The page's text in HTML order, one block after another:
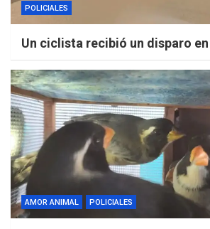
POLICIALES
Un ciclista recibió un disparo en
AMOR ANIMAL POLICIALES